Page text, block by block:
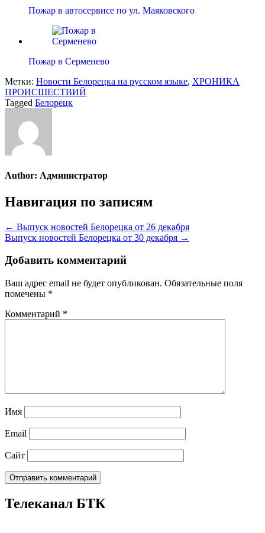
Пожар в автосервисе по ул. Маяковского
Пожар в Серменево
Метки: Новости Белорецка на русском языке, ХРОНИКА
ПРОИСШЕСТВИЙ
Tagged Белорецк
Author: Администратор
Навигация по записям
← Выпуск новостей Белорецка от 26 декабря
Выпуск новостей Белорецка от 30 декабря →
Добавить комментарий
Ваш адрес email не будет опубликован. Обязательные поля
помечены *
Комментарий *
Имя
Email
Сайт
Телеканал БТК